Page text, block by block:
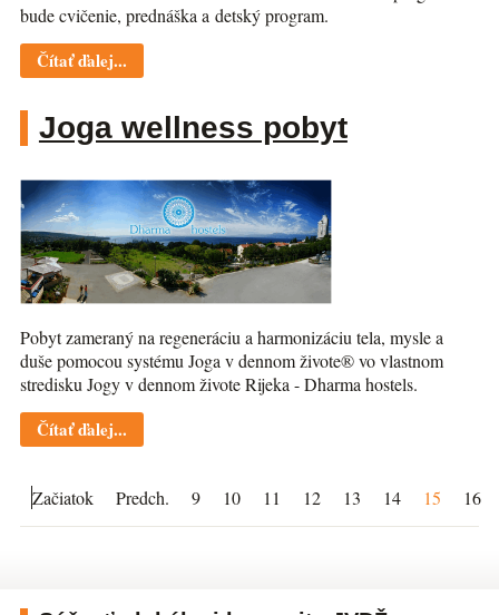
bude cvičenie, prednáška a detský program.
Čítať ďalej...
Joga wellness pobyt
Pobyt zameraný na regeneráciu a harmonizáciu tela, mysle a
duše pomocou systému Joga v dennom živote® vo vlastnom
stredisku Jogy v dennom živote Rijeka - Dharma hostels.
Čítať ďalej...
Začiatok Predch. 9 10 11 12 13 14 15 16